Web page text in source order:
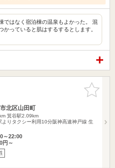
ではなく宿泊棟の温泉もよかった。 混
かっていると肌はするするとします。
お気に入
りに追加
北区山田町
箕谷駅2.09km
よりタクシー利用10分阪神高速神戸線 生
～22:00
円～